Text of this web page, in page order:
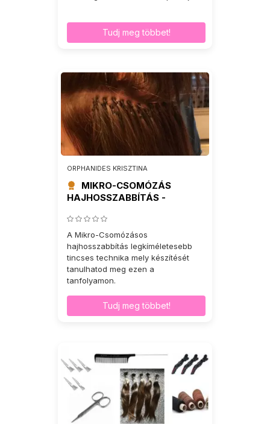
Tudj meg többet!
ORPHANIDES KRISZTINA
MIKRO-CSOMÓZÁS
HAJHOSSZABBÍTÁS -
A Mikro-Csomózásos
hajhosszabbítás legkíméletesebb
tincses technika mely készítését
tanulhatod meg ezen a
tanfolyamon.
Tudj meg többet!